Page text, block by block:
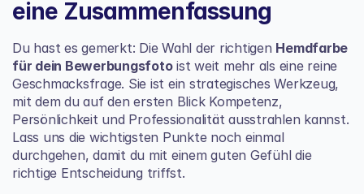
eine Zusammenfassung
Du hast es gemerkt: Die Wahl der richtigen Hemdfarbe
für dein Bewerbungsfoto ist weit mehr als eine reine
Geschmacksfrage. Sie ist ein strategisches Werkzeug,
mit dem du auf den ersten Blick Kompetenz,
Persönlichkeit und Professionalität ausstrahlen kannst.
Lass uns die wichtigsten Punkte noch einmal
durchgehen, damit du mit einem guten Gefühl die
richtige Entscheidung triffst.